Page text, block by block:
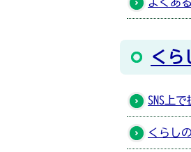
くら
SNS上
くらし